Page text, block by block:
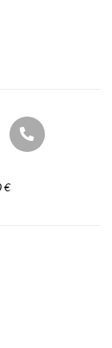
€